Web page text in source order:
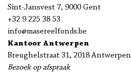
Sint-Jansvest 7, 9000 Gent
+32 9 225 38 53
info@masereelfonds.be
Kantoor Antwerpen
Breughelstraat 31, 2018 Antwerpen
Bezoek op afspraak